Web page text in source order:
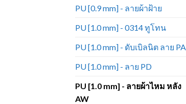
PU [0.9 mm] - ลายผ้าฝ้าย
PU [1.0 mm] - 0314 ทูโทน
PU [1.0 mm] - ดับเบิลนิต ลาย PA
PU [1.0 mm] - ลาย PD
PU [1.0 mm] - ลายผ้าไหม หลัง
AW